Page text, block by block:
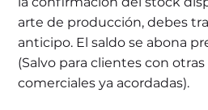
arte de producción, debes
anticipo. El saldo se abona
(Salvo para clientes con
comerciales ya acordadas).